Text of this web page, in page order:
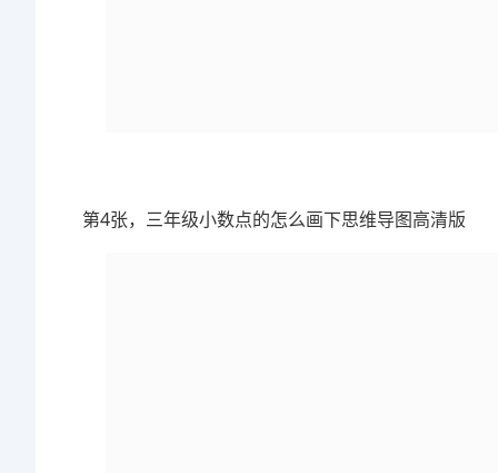
第4张，三年级小数点的怎么画下思维导图高清版